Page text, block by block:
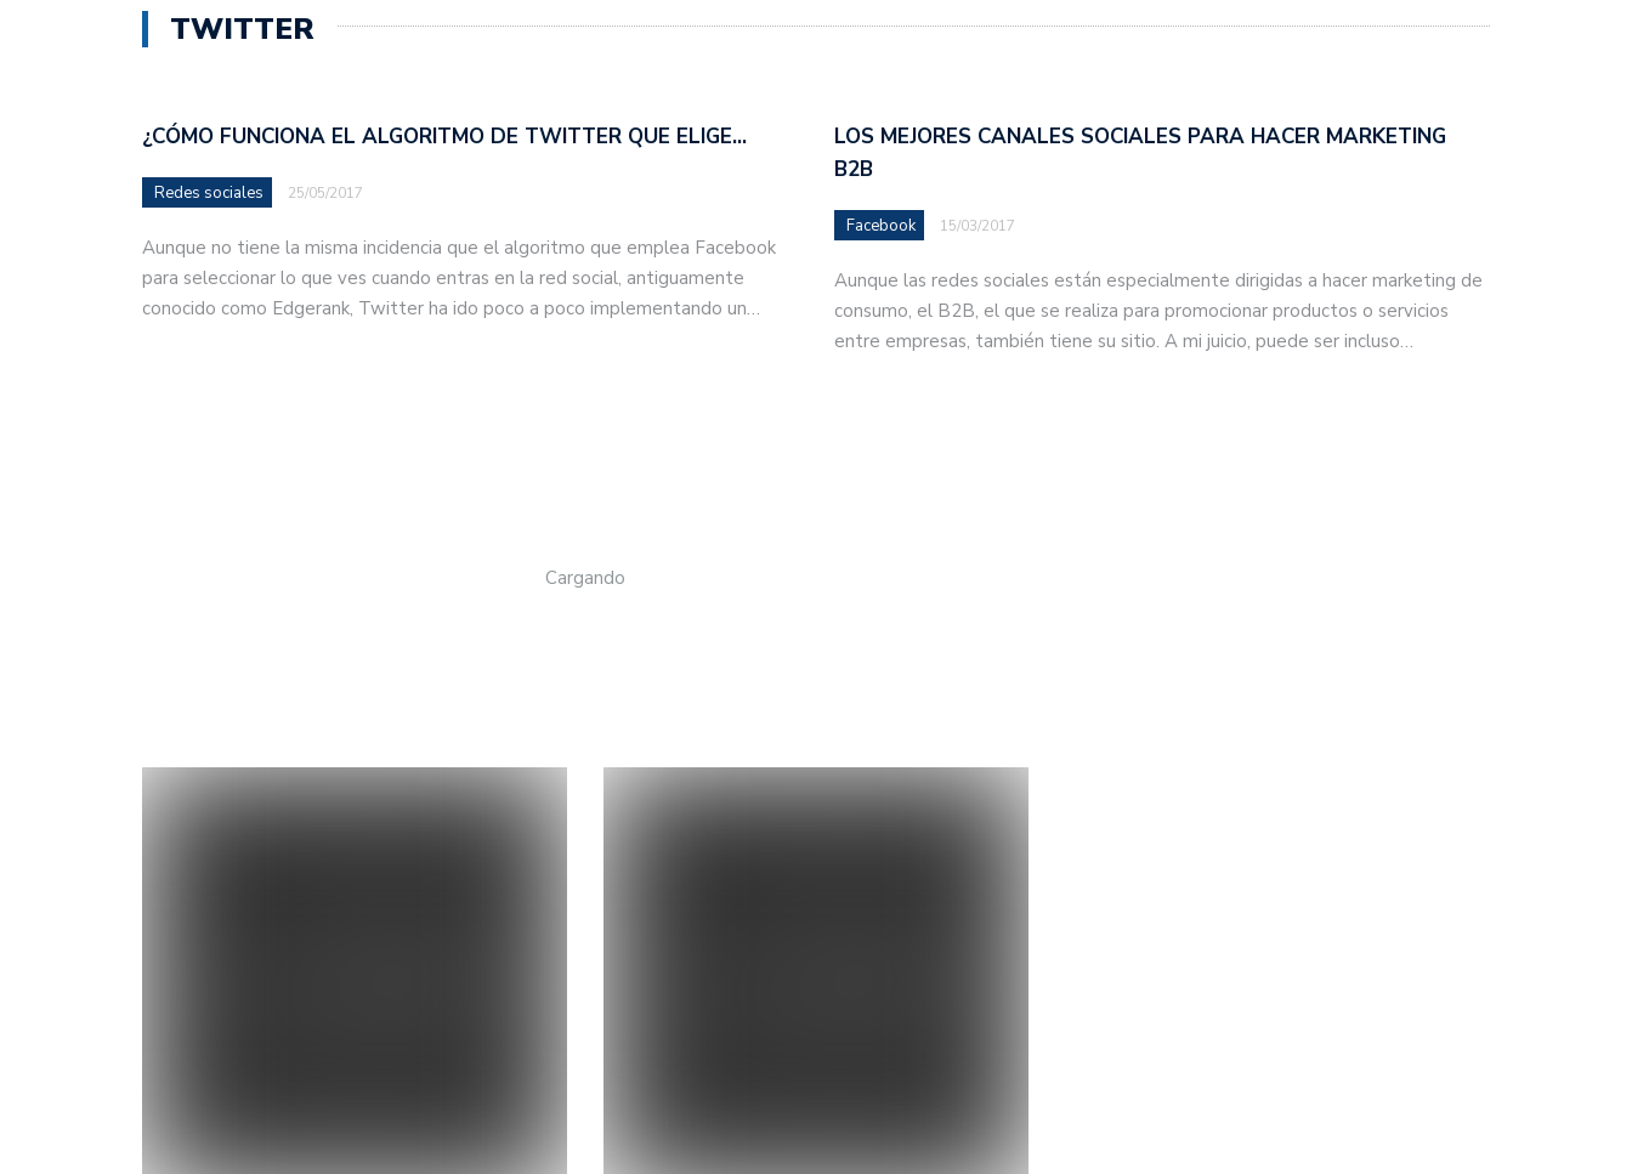
TWITTER
¿CÓMO FUNCIONA EL ALGORITMO DE TWITTER QUE ELIGE…
Redes sociales 25/05/2017
Aunque no tiene la misma incidencia que el algoritmo que emplea Facebook
para seleccionar lo que ves cuando entras en la red social, antiguamente
conocido como Edgerank, Twitter ha ido poco a poco implementando un…
LOS MEJORES CANALES SOCIALES PARA HACER MARKETING
B2B
Facebook 15/03/2017
Aunque las redes sociales están especialmente dirigidas a hacer marketing de
consumo, el B2B, el que se realiza para promocionar productos o servicios
entre empresas, también tiene su sitio. A mi juicio, puede ser incluso…
Cargando